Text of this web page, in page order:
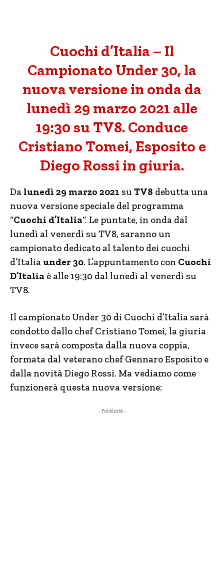
Cuochi d’Italia – Il
Campionato Under 30, la
nuova versione in onda da
lunedì 29 marzo 2021 alle
19:30 su TV8. Conduce
Cristiano Tomei, Esposito e
Diego Rossi in giuria.
Da lunedì 29 marzo 2021 su TV8 debutta una
nuova versione speciale del programma
“Cuochi d’Italia“. Le puntate, in onda dal
lunedì al venerdì su TV8, saranno un
campionato dedicato al talento dei cuochi
d’Italiaunder 30. L’appuntamento con Cuochi
D’Italia è alle 19:30 dal lunedì al venerdì su
TV8.
Il campionato Under 30 di Cuochi d’Italia sarà
condotto dallo chef Cristiano Tomei, la giuria
invece sarà composta dalla nuova coppia,
formata dal veterano chef Gennaro Esposito e
dalla novità Diego Rossi. Ma vediamo come
funzionerà questa nuova versione:
- Pubblicità -